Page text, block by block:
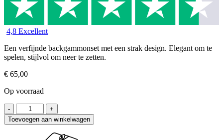
4,8 Excellent
Een verfijnde backgammonset met een strak design. Elegant om te
spelen, stijlvol om neer te zetten.
€ 65,00
Op voorraad
Toevoegen aan winkelwagen